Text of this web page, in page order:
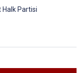
Partisi